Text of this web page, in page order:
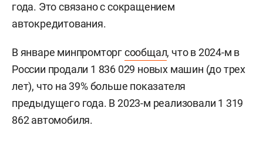
года. Это связано с сокращением
автокредитования.
В январе минпромторгсообщал, что в 2024-м в
России продали 1 836 029 новых машин (до трех
лет), что на 39% больше показателя
предыдущего года. В 2023-м реализовали 1 319
862 автомобиля.